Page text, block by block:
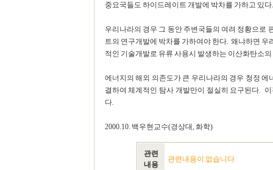
중요국들도 하이드레이트 개발에 박차를 가하고 있다.
우리나라의 경우 그 동안 주변국들의 여려 정황으로
트의 연구개발에 박차를 가하여야 한다. 왜냐하면
적인 기술개발로 유류 사용시 발생하는 이산화탄소
에너지의 해외 의존도가 큰 우리나라의 경우 청정
결하여 체계적인 탐사 개발만이 절실히 요구된다.
다.
2000.10. 백우현교수(경상대, 화학)
관련
내용
관련내용이 없습니다